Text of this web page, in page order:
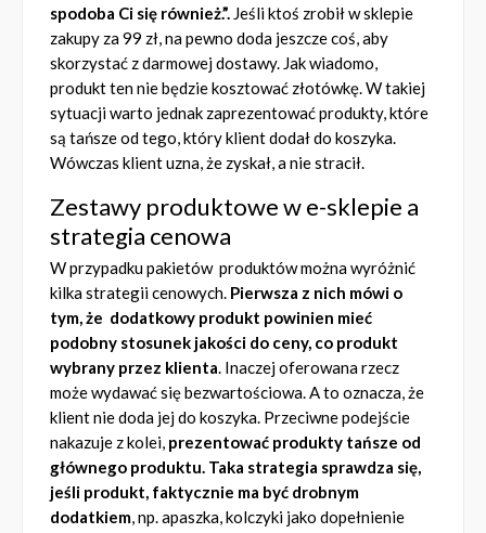
spodoba Ci się również.”. Jeśli ktoś zrobił w sklepie
zakupy za 99 zł, na pewno doda jeszcze coś, aby
skorzystać z darmowej dostawy. Jak wiadomo,
produkt ten nie będzie kosztować złotówkę. W takiej
sytuacji warto jednak zaprezentować produkty, które
są tańsze od tego, który klient dodał do koszyka.
Wówczas klient uzna, że zyskał, a nie stracił.
Zestawy produktowe w e-sklepie a
strategia cenowa
W przypadku pakietów produktów można wyróżnić
kilka strategii cenowych. Pierwsza z nich mówi o
tym, że dodatkowy produkt powinien mieć
podobny stosunek jakości do ceny, co produkt
wybrany przez klienta. Inaczej oferowana rzecz
może wydawać się bezwartościowa. A to oznacza, że
klient nie doda jej do koszyka. Przeciwne podejście
nakazuje z kolei, prezentować produkty tańsze od
głównego produktu. Taka strategia sprawdza się,
jeśli produkt, faktycznie ma być drobnym
dodatkiem, np. apaszka, kolczyki jako dopełnienie